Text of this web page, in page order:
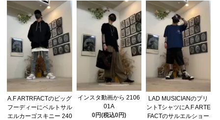
A.F ARTRFACTのビッグ
フーディーにベルトサル
エルカーゴスキニー 240
インスタ動画から 2106
01A
0円(税込0円)
LAD MUSICIANのプリ
ントTシャツにA.F ARTE
FACTのサルエルショー